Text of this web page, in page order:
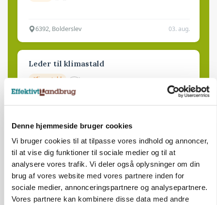
Denne hjemmeside bruger cookies
Vi bruger cookies til at tilpasse vores indhold og annoncer,
til at vise dig funktioner til sociale medier og til at
analysere vores trafik. Vi deler også oplysninger om din
brug af vores website med vores partnere inden for
sociale medier, annonceringspartnere og analysepartnere.
Vores partnere kan kombinere disse data med andre
6392, Bolderslev 03. aug.
Leder til klimastald
Klimastald